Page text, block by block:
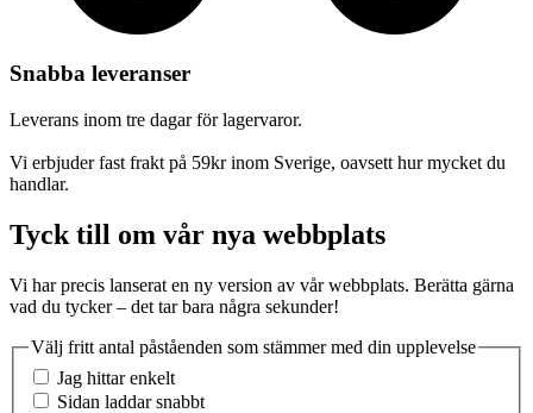
Snabba leveranser
Leverans inom tre dagar för lagervaror.
Vi erbjuder fast frakt på 59kr inom Sverige, oavsett hur mycket du
handlar.
Tyck till om vår nya webbplats
Vi har precis lanserat en ny version av vår webbplats. Berätta gärna
vad du tycker – det tar bara några sekunder!
Välj fritt antal påståenden som stämmer med din upplevelse
Jag hittar enkelt
Sidan laddar snabbt